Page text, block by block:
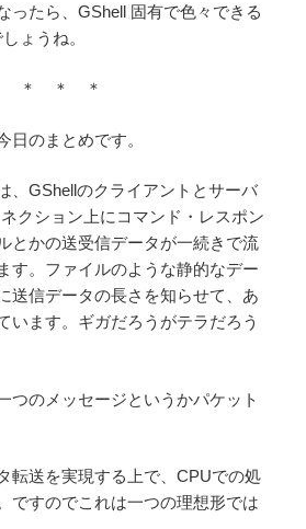
ったら、GShell 固有で色々できる
ょうね。
＊ ＊ ＊
日のまとめです。
、GShellのクライアントとサーバ
クション上にコマンド・レスポン
とかの送受信データが一続きで流
す。ファイルのような静的なデー
送信データの長さを知らせて、あ
います。ギガだろうがテラだろう
つのメッセージというかパケット
転送を実現する上で、CPUでの処
ですのでこれは一つの理想形では